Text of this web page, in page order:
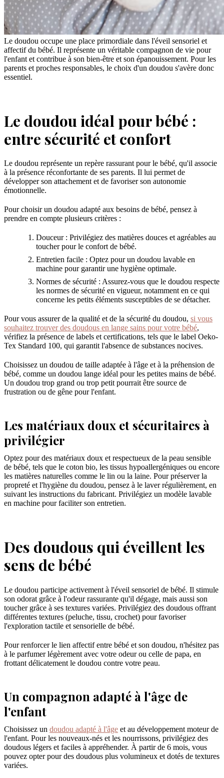
Le doudou occupe une place primordiale dans l'éveil sensoriel et
affectif du bébé. Il représente un véritable compagnon de vie pour
l'enfant et contribue à son bien-être et son épanouissement. Pour les
parents et proches responsables, le choix d'un doudou s'avère donc
essentiel.
Le doudou idéal pour bébé :
entre sécurité et confort
Le doudou représente un repère rassurant pour le bébé, qu'il associe
à la présence réconfortante de ses parents. Il lui permet de
développer son attachement et de favoriser son autonomie
émotionnelle.
Pour choisir un doudou adapté aux besoins de bébé, pensez à
prendre en compte plusieurs critères :
Douceur : Privilégiez des matières douces et agréables au
toucher pour le confort de bébé.
Entretien facile : Optez pour un doudou lavable en
machine pour garantir une hygiène optimale.
Normes de sécurité : Assurez-vous que le doudou respecte
les normes de sécurité en vigueur, notamment en ce qui
concerne les petits éléments susceptibles de se détacher.
Pour vous assurer de la qualité et de la sécurité du doudou, si vous
souhaitez trouver des doudous en lange sains pour votre bébé,
vérifiez la présence de labels et certifications, tels que le label Oeko-
Tex Standard 100, qui garantit l'absence de substances nocives.
Choisissez un doudou de taille adaptée à l'âge et à la préhension de
bébé, comme un doudou lange idéal pour les petites mains de bébé.
Un doudou trop grand ou trop petit pourrait être source de
frustration ou de gêne pour l'enfant.
Les matériaux doux et sécuritaires à
privilégier
Optez pour des matériaux doux et respectueux de la peau sensible
de bébé, tels que le coton bio, les tissus hypoallergéniques ou encore
les matières naturelles comme le lin ou la laine. Pour préserver la
propreté et l'hygiène du doudou, pensez à le laver régulièrement, en
suivant les instructions du fabricant. Privilégiez un modèle lavable
en machine pour faciliter son entretien.
Des doudous qui éveillent les
sens de bébé
Le doudou participe activement à l'éveil sensoriel de bébé. Il stimule
son odorat grâce à l'odeur rassurante qu'il dégage, mais aussi son
toucher grâce à ses textures variées. Privilégiez des doudous offrant
différentes textures (peluche, tissu, crochet) pour favoriser
l'exploration tactile et sensorielle de bébé.
Pour renforcer le lien affectif entre bébé et son doudou, n'hésitez pas
à le parfumer légèrement avec votre odeur ou celle de papa, en
frottant délicatement le doudou contre votre peau.
Un compagnon adapté à l'âge de
l'enfant
Choisissez un doudou adapté à l'âge et au développement moteur de
l'enfant. Pour les nouveaux-nés et les nourrissons, privilégiez des
doudous légers et faciles à appréhender. À partir de 6 mois, vous
pouvez opter pour des doudous plus volumineux et dotés de textures
variées.